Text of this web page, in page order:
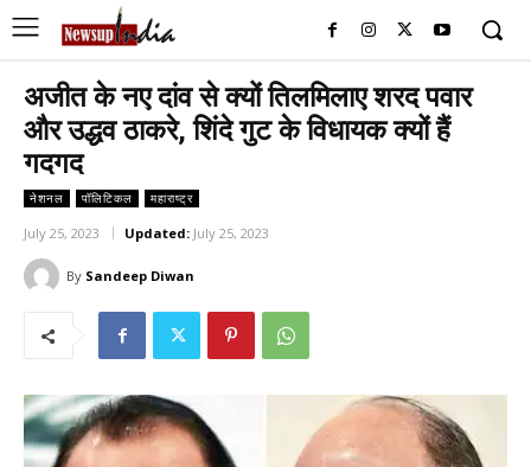
अजीत के नए दांव से क्यों तिलमिलाए शरद पवार
और उद्धव ठाकरे, शिंदे गुट के विधायक क्यों हैं
गदगद
नेशनल पॉलिटिकल महाराष्ट्र
July 25, 2023 Updated: July 25, 2023
By Sandeep Diwan